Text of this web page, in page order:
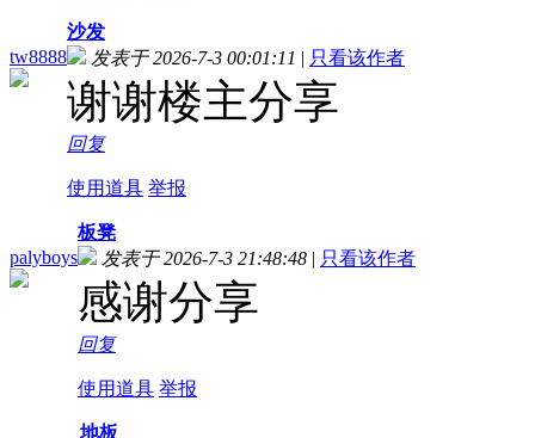
tw8888
沙发
发表于 2026-7-3 00:01:11 | 只看该作者
谢谢楼主分享
回复
使用道具 举报
palyboys
板凳
发表于 2026-7-3 21:48:48 | 只看该作者
感谢分享
回复
使用道具 举报
地板